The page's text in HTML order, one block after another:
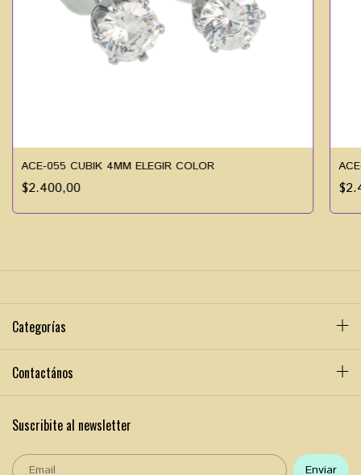
ACE-055 CUBIK 4MM ELEGIR COLOR
$2.400,00
Categorías
Contactános
Suscribite al newsletter